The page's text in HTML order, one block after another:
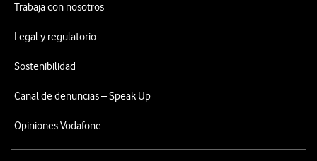
Trabaja con nosotros
Legal y regulatorio
Sostenibilidad
Canal de denuncias – Speak Up
Opiniones Vodafone